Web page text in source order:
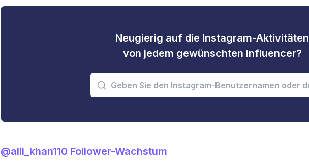
Neugierig auf die Instagram-Aktivitäten
von jedem gewünschten Influencer?
@alii_khan110 Follower-Wachstum